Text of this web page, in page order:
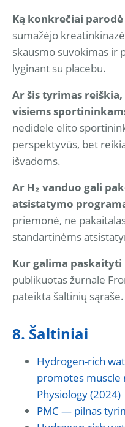
Ką konkrečiai
sumažėjo
skausmo suvokimas ir
lyginant su placebu.
Ar šis tyrimas
visiems
nedidele elito
perspektyvūs, bet
išvadoms.
Ar H₂ vanduo gali
atsistatymo
priemonė, ne
standartinėms
Kur galima
publikuotas žurnale
pateikta šaltinių sąraše.
8. Šaltiniai
Hydrogen-rich
promotes
Physiology (2024)
PMC — pilnas